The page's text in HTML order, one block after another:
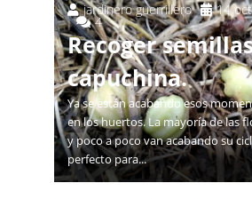
jardinero guerrillero 14
4
Recoger
capuchina.
Ya se están acabando esos
en los huertos. La mayoría de las
y poco a poco van acabando su
perfecto para...